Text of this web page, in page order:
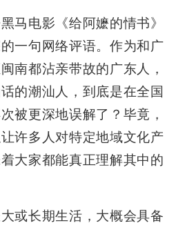
马电影《给阿嬷的情书》
一句网络评语。作为和广
南都沾亲带故的广东人，
的潮汕人，到底是在全国
被更深地误解了？毕竟，
许多人对特定地域文化产
大家都能真正理解其中的
或长期生活，大概会具备